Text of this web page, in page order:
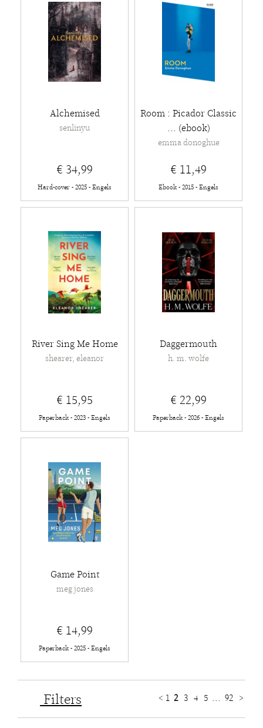
Alchemised
senlinyu
€ 34,99
Hard-cover - 2025 - Engels
Room : Picador Classic
... (ebook)
emma donoghue
€ 11,49
Ebook - 2015 - Engels
River Sing Me Home
shearer, eleanor
€ 15,95
Paperback - 2023 - Engels
Daggermouth
h. m. wolfe
€ 22,99
Paperback - 2026 - Engels
Game Point
meg jones
€ 14,99
Paperback - 2025 - Engels
Filters < 1 2 3 4 5 ... 92 >